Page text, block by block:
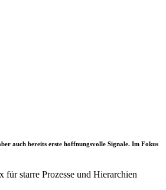
auch bereits erste hoffnungsvolle Signale. Im Fokus
starre Prozesse und Hierarchien